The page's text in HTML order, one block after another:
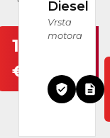
19.999
€
Diesel
Vrsta
motora